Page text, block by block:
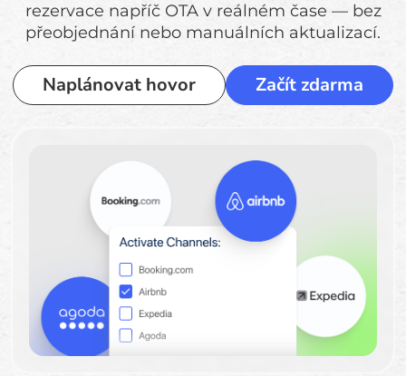
rezervace napříč OTA v reálném čase — bez
přeobjednání nebo manuálních aktualizací.
Naplánovat hovor Začít zdarma